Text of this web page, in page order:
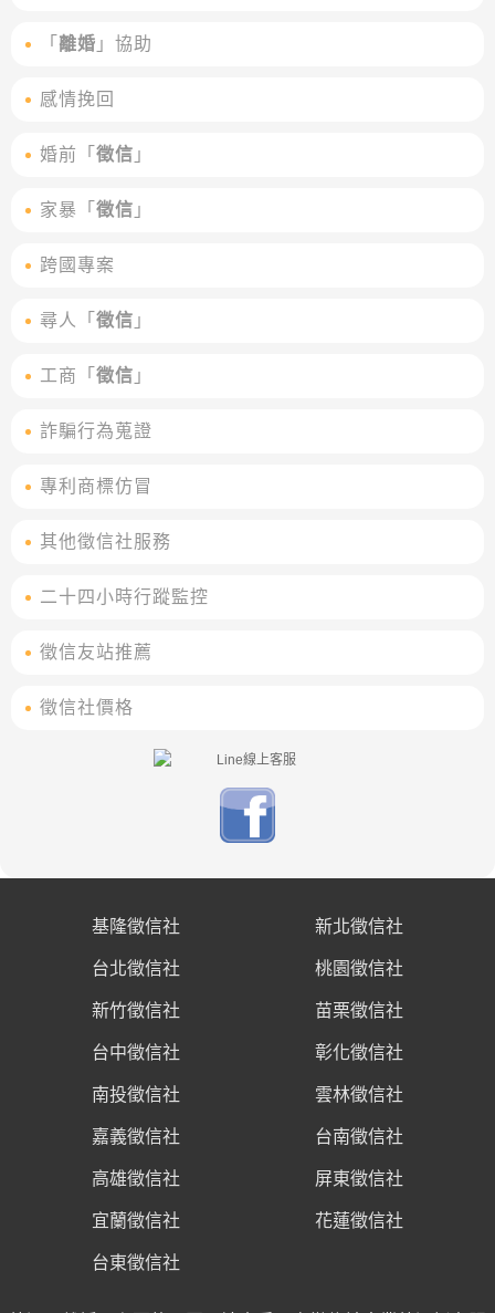
「 離婚 」協助
感情挽回
婚前「 徵信 」
家暴「 徵信 」
跨國專案
尋人「 徵信 」
工商「 徵信 」
詐騙行為蒐證
專利商標仿冒
其他徵信社服務
二十四小時行蹤監控
徵信友站推薦
徵信社價格
基隆徵信社 新北徵信社
台北徵信社 桃園徵信社
新竹徵信社 苗栗徵信社
台中徵信社 彰化徵信社
南投徵信社 雲林徵信社
嘉義徵信社 台南徵信社
高雄徵信社 屏東徵信社
宜蘭徵信社 花蓮徵信社
台東徵信社